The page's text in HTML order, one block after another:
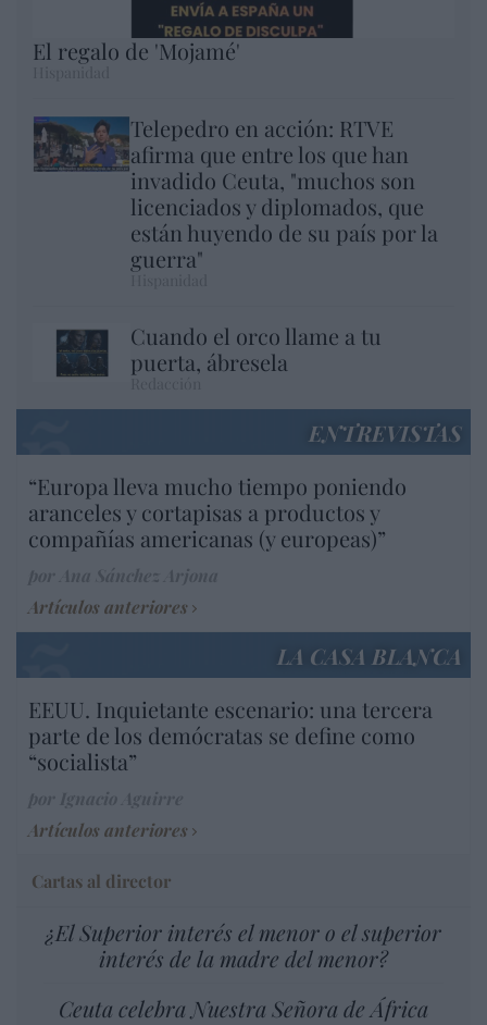
El regalo de 'Mojamé'
Telepedro en acción: RTVE
afirma que entre los que han
invadido Ceuta, "muchos son
licenciados y diplomados, que
están huyendo de su país por la
guerra"
Cuando el orco llame a tu
puerta, ábresela
ENTREVISTAS
“Europa lleva mucho tiempo poniendo
aranceles y cortapisas a productos y
compañías americanas (y europeas)”
Artículos anteriores
LA CASA BLANCA
EEUU. Inquietante escenario: una tercera
parte de los demócratas se define como
“socialista”
Artículos anteriores
Cartas al director
¿El Superior interés el menor o el superior
interés de la madre del menor?
Ceuta celebra Nuestra Señora de África